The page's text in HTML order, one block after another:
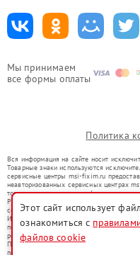
Мы принимаем
все формы оплаты
Политика
Вся информация на сайте носит
Товарные знаки используются
сервисные центры msi-fixim.ru
неавторизованных сервисных центрах
товарных знаков или их официальными
Ремонт осуществляется для устройств,
со статьей 1487 ГК РФ.
Использование товарных знаков не
потребителей в заблуждение, а служит
ремонту техники указанных брендов.
Представленная на сайте информация не
положениями Статьи 437(2) Гражданского
Этот сайт использует
ознакомиться с
файлов cookie